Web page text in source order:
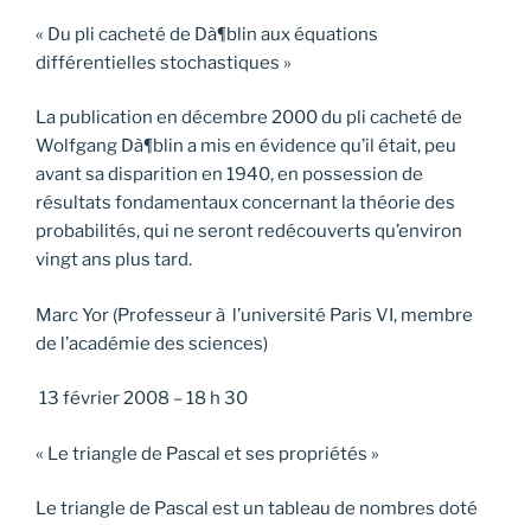
« Du pli cacheté de Dà¶blin aux équations
différentielles stochastiques »
La publication en décembre 2000 du pli cacheté de
Wolfgang Dà¶blin a mis en évidence qu’il était, peu
avant sa disparition en 1940, en possession de
résultats fondamentaux concernant la théorie des
probabilités, qui ne seront redécouverts qu’environ
vingt ans plus tard.
Marc Yor (Professeur à l’université Paris VI, membre
de l’académie des sciences)
13 février 2008 – 18 h 30
« Le triangle de Pascal et ses propriétés »
Le triangle de Pascal est un tableau de nombres doté